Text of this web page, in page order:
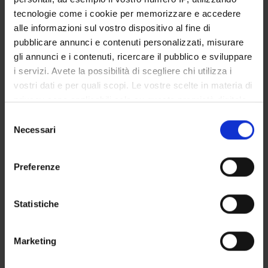
tecnologie come i cookie per memorizzare e accedere
alle informazioni sul vostro dispositivo al fine di
pubblicare annunci e contenuti personalizzati, misurare
gli annunci e i contenuti, ricercare il pubblico e sviluppare
i servizi. Avete la possibilità di scegliere chi utilizza i
vostri dati e per quali scopi. Le vostre scelte in materia di
privacy sono applicabili solo su questa proprietà digitale
modificare o revocare il proprio consenso in qualsiasi
momento dalla Dichiarazione sui cookie o facendo clic
raccogliere informazioni sulla tua posizione
geografica, con un'approssimazione di qualche
Identificare il tuo dispositivo, scansionandolo
delNecessari
Preferenze
Statistiche
Marketing
22 dicembre 2021
OFFERTA FORMATIVA
CORSI DI STUDIO
DOTTORATI, MASTER E FORMAZIONE SUPERIORE
Contatti
Luoghi